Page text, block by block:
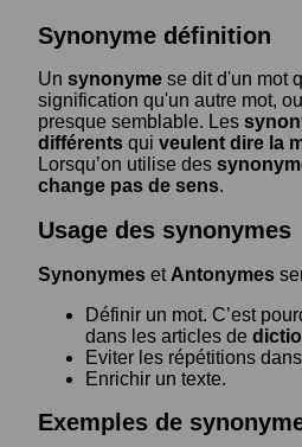
Synonyme définition
Un synonyme se dit d'un mot
signification qu'un autre mot,
presque semblable. Les
différents qui veulent dire la
Lorsqu’on utilise des
change pas de sens.
Usage des synonymes
Synonymes et Antonymes
Définir un mot. C’est
dans les articles de
Eviter les répétitions
Enrichir un texte.
Exemples de